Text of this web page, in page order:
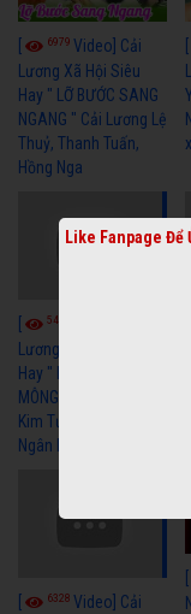
6979 Video] Cải
Lương Xã Hội Siêu
Hay " LỠ BƯỚC SANG
NGANG " Cải Lương Lệ
Thuỷ, Thanh Tuấn,
Hồng Nga
5464
Lương Xã Hội Siêu
Hay " BỂ HẬN MÊNH
MÔNG " Cải Lương
Kim Tử Long, Thanh
Ngân Hay Nhất
6328 Video] Cải
Like Fanpage Để